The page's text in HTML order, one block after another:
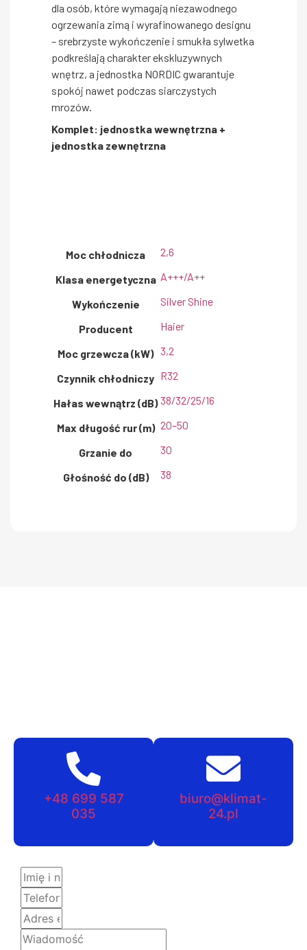
dla osób, które wymagają niezawodnego
ogrzewania zimą i wyrafinowanego designu
– srebrzyste wykończenie i smukła sylwetka
podkreślają charakter ekskluzywnych
wnętrz, a jednostka NORDIC gwarantuje
spokój nawet podczas siarczystych
mrozów.
Komplet: jednostka wewnętrzna +
jednostka zewnętrzna
Moc chłodnicza 2,6
Klasa energetyczna A+++/A++
Wykończenie Silver Shine
Producent Haier
Moc grzewcza (kW) 3,2
Czynnik chłodniczy R32
Hałas wewnątrz (dB) 38/32/25/16
Max długość rur (m) 20–50
Grzanie do 30
Głośność do (dB) 38
+48 699 587
035
biuro@klimat-
24.pl